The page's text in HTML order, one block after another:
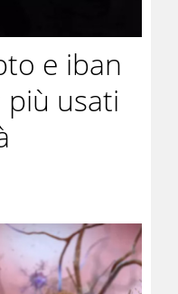
e iban
usati